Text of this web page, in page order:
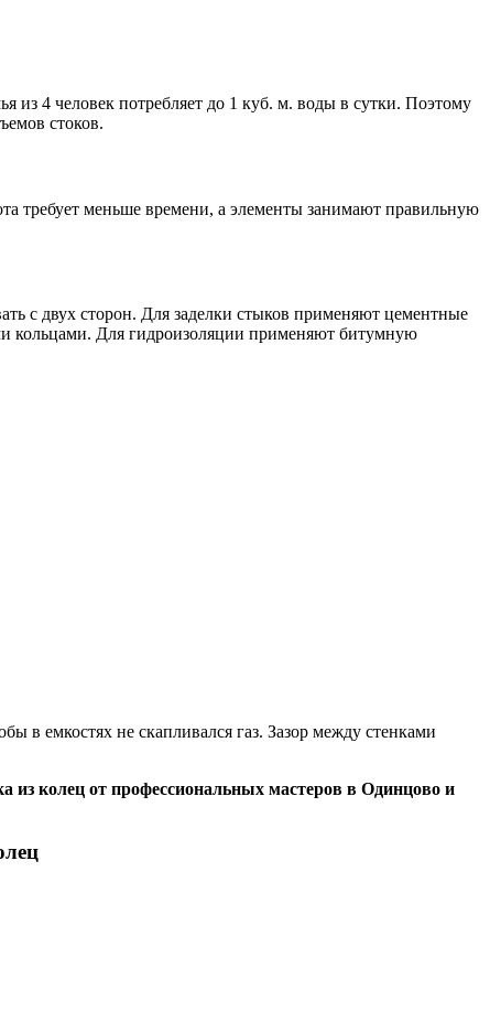
из 4 человек потребляет до 1 куб. м. воды в сутки. Поэтому
стоков.
требует меньше времени, а элементы занимают правильную
с двух сторон. Для заделки стыков применяют цементные
кольцами. Для гидроизоляции применяют битумную
в емкостях не скапливался газ. Зазор между стенками
из колец от профессиональных мастеров в Одинцово и